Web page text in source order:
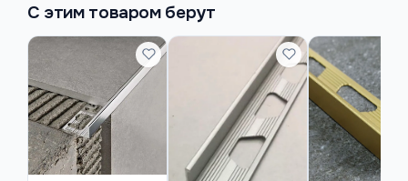
С этим товаром берут